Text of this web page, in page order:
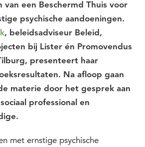
een Beschermd Thuis voor
psychische aandoeningen.
, beleidsadviseur Beleid,
bij Lister én Promovendus
presenteert haar
Na afloop gaan
materie door het gesprek aan
professional en
met ernstige psychische